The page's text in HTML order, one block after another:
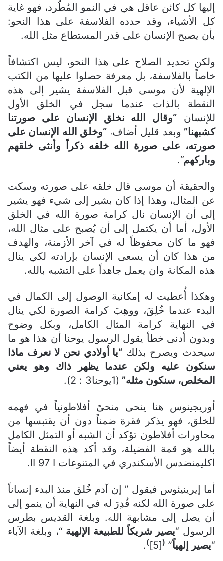
إليها كل كائن عاقل هي في النمو المُطَّرد، فهو غاية
كل الأشياء، وقد حدده الفلاسفة على هذا النحو:
بأن يصبح الإنسان على قدر المستطاع مثل الله.
ولكن تحديد الصلاح على هذا النحو، ليس اكتشافاً
خاصاً بالفلاسفة، بل معرفة حصلوا عليها من الكتب
الإلهية لأن موسى قبل الفلاسفة يشير إلى هذه
النقطة بالذات عندما سجل في الخلق الأول
للإنسان “وقال الله نخلق الإنسان على صورتنا
كشبهنا” وبعد قليل أضاف،“وخلق الله الإنسان على
صورته، على صورة الله خلقه ذكراً وأنثى خلقهم
وباركهم“.
والحقيقة أن موسى قال خلقه على صورته وسكت
عن المثال، وهذا إذا كان يشير إلى شيء فهو يشير
إلى أن الإنسان نال كرامة صورة الله في الخلق
الأول، أما أن يكتمل إلى أن يُصبح على مثال الله،
فهو ما كان محفوظاً له في آخر الأزمنة، والهدف
من هذا كان أن يسعى الإنسان بإرادته لكي ينال
هذه المكانة وان يعمل جاهداً على التشبه بالله.
وهكذا أُعطيت له إمكانية الوصول إلى الكمال في
البدء عندما خُلِقَ، ووهِبَ كرامة الصورة لكي ينال
في النهاية كرامة المثال الكامل، وبكل وضوح
وبدون أدنى خطأ يقول الرسول يوحنا أن هذا هو ما
سيحدث ويصرح بذلك “يا أولادي نحن لا نعرف ماذا
سنكون عليه ولكن عندما يظهر ذاك وهو يعني
المخلص، سنكون مثله” (1يوحنا3 : 2).
أوريجينوس هنا ينحى منحىً أفلاطونياً في فهمه
للخلق، فهو يذكر فقرة ضمناً دون أن يقتبسها من
محاورات أفلاطون تؤكد أن الشبه أو التمثل الكامل
بالله هو قمة الفضيلة، وقد أكد هذه النقطة أيضاً
اكليمنضدس الأسكندري في المتنوعات II 97 I.
أما إيرينيئوس فيقول ” إن آدم خُلق منذ البدء إنساناً
على صورة الله لكنه قُدِرَ له في النهاية أن ينمو إلى
أن يصل إلى مشابهة الله. وبلغة القديس بطرس
الرسول “يصير شريكاً للطبيعة الإلهية “، وبلغة الآباء
“يصير إلهياً”
(
[5]
)
.